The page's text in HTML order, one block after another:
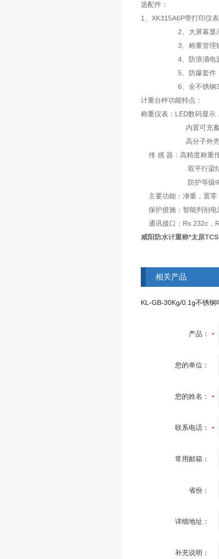
选配件：
1、XK315A6P带打印仪表
2、大屏幕显示器
3、称重管理
4、防浪涌电源保
5、防爆套件（
6、全不锈钢304
计重台秤功能特点：
称重仪表：LED数码显示
内置可充蓄电池
高分子外壳，抗
传 感 器：高精度称重
双平行梁结构，
防护等级
主要功能：净重，置零
保护措施：智能判别电
通讯接口：Rs 232c，
咸阳防水计重称*太原
相关产品
KL-GB-30Kg/0.1g不锈钢
产品：
您的单位：
您的姓名：
联系电话：
常用邮箱：
省份：
详细地址：
补充说明：